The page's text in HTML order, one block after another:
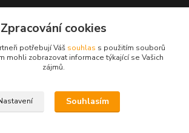
Zpracování cookies
potřebují Váš souhlas s použitím souborů
mohli zobrazovat informace týkající se Vašich
zájmů.
Souhlasím